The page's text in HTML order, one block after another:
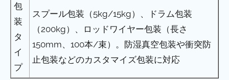
包
装
タ
イ
プ
スプール包装（5kg/15kg）、ドラム包装
（200kg）、ロッドワイヤー包装（長さ
150mm、100本/束）。防湿真空包装や衝突防
止包装などのカスタマイズ包装に対応